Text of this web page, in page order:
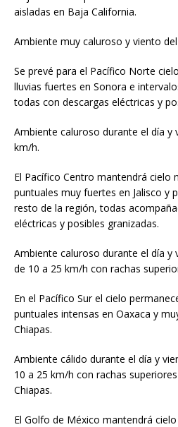
aisladas en Baja California.
Ambiente muy caluroso y viento
Se prevé para el Pacífico Norte
lluvias fuertes en Sonora e
todas con descargas eléctricas y
Ambiente caluroso durante el día y
km/h.
El Pacífico Centro mantendrá cielo
puntuales muy fuertes en Jalisco y
resto de la región, todas
eléctricas y posibles granizadas.
Ambiente caluroso durante el día y
de 10 a 25 km/h con rachas
En el Pacífico Sur el cielo
puntuales intensas en Oaxaca y
Chiapas.
Ambiente cálido durante el día y
10 a 25 km/h con rachas
Chiapas.
El Golfo de México mantendrá